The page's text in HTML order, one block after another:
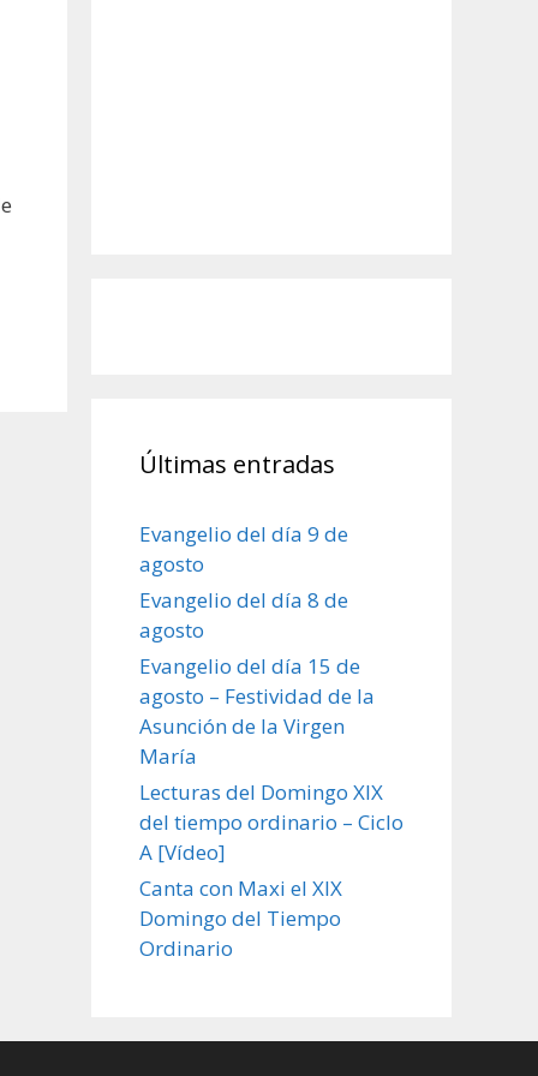
Últimas entradas
Evangelio del día 9 de
agosto
Evangelio del día 8 de
agosto
Evangelio del día 15 de
agosto – Festividad de la
Asunción de la Virgen
María
Lecturas del Domingo XIX
del tiempo ordinario – Ciclo
A [Vídeo]
Canta con Maxi el XIX
Domingo del Tiempo
Ordinario